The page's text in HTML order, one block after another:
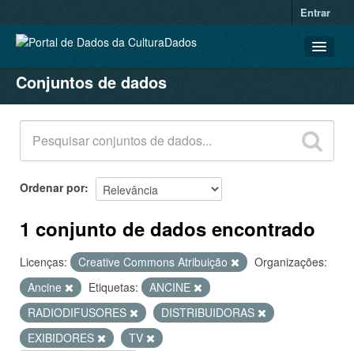
Entrar
CONJUNTOS DE DADOS
ORGANIZAÇÕES
GRUPOS
SOBRE
Conjuntos de dados
Ordenar por
1 conjunto de dados encontrado
Licenças: Creative Commons Atribuição
Organizações:
Ancine
Etiquetas:
ANCINE
RADIODIFUSORES
DISTRIBUIDORAS
EXIBIDORES
TV